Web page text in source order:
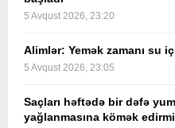
5 Avqust 2026, 23:20
Alimlər: Yemək zamanı su
5 Avqust 2026, 23:05
Saçları həftədə bir dəfə
yağlanmasına kömək